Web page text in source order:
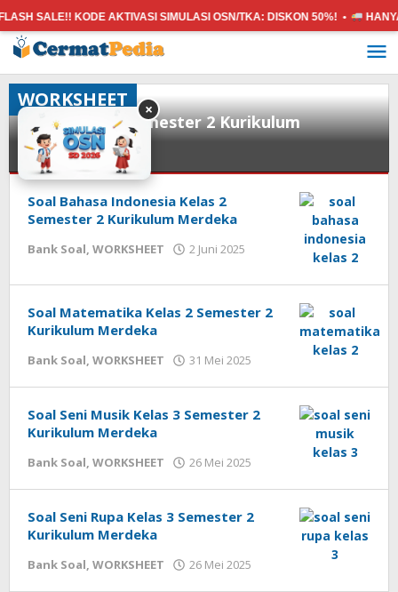
Lewati
ke
konten
SALE!! KODE AKTIVASI SIMULASI OSN/TKA:DISKON 50%! • HANYA
Soal Kelas 2 Semester 2 Kurikulum
Merdeka
Bank
Soal,
WORKSHEET
2025
cermatpedia
WORKSHEET
Soal Bahasa Indonesia Kelas 2
Semester 2 Kurikulum Merdeka
Bank Soal, WORKSHEET 2 Juni 2025
cermatpedia
Soal Matematika Kelas 2 Semester 2
Kurikulum Merdeka
Bank Soal, WORKSHEET 31 Mei 2025
Soal Seni Musik Kelas 3 Semester 2
Kurikulum Merdeka
Bank Soal, WORKSHEET 26 Mei 2025
Soal Seni Rupa Kelas 3 Semester 2
Kurikulum Merdeka
Bank Soal, WORKSHEET 26 Mei 2025
×